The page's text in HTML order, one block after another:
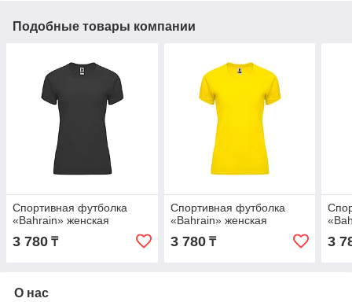
Подобные товары компании
Спортивная футболка
«Bahrain» женская
3 780 ₸
Спортивная футболка
«Bahrain» женская
3 780₸ 3
О нас